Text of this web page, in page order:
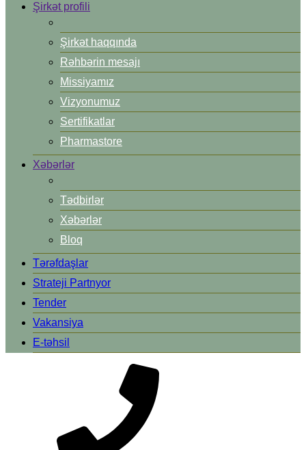
Şirkət profili
Şirkət haqqında
Rəhbərin mesajı
Missiyamız
Vizyonumuz
Sertifikatlar
Pharmastore
Xəbərlər
Tədbirlər
Xəbərlər
Bloq
Tərəfdaşlar
Strateji Partnyor
Tender
Vakansiya
E-təhsil